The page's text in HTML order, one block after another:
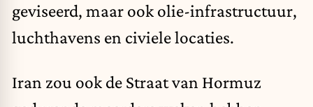
geviseerd, maar ook olie-infrastructuur,
luchthavens en civiele locaties.
Iran zou ook de Straat van Hormuz